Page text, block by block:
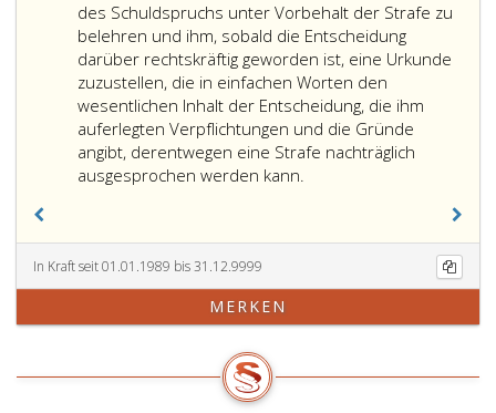
daß
der
Ausspruch
der
Strafe
vorbehalten
und
wird,
in
und
3
des Schuldspruchs unter Vorbehalt der Strafe zu
belehren und ihm, sobald die Entscheidung
darüber rechtskräftig geworden ist, eine Urkunde
zuzustellen, die in einfachen Worten den
wesentlichen Inhalt der Entscheidung, die ihm
auferlegten Verpflichtungen und die Gründe
angibt, derentwegen eine Strafe nachträglich
ausgesprochen werden kann.
In Kraft seit 01.01.1989 bis 31.12.9999
MERKEN